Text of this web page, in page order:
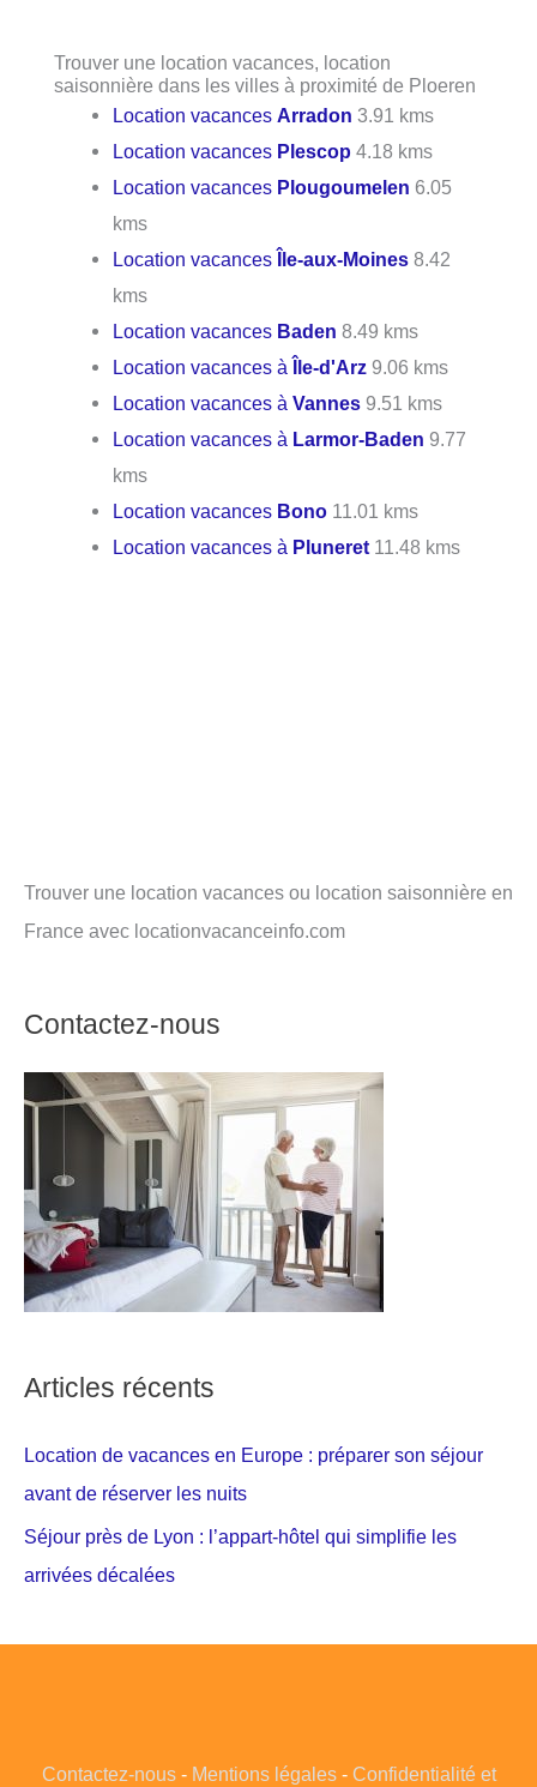
Trouver une location vacances, location
saisonnière dans les villes à proximité de Ploeren
Location vacancesArradon 3.91 kms
Location vacances Plescop 4.18 kms
Location vacances Plougoumelen 6.05
kms
Location vacances Île-aux-Moines 8.42
kms
Location vacances Baden 8.49 kms
Location vacances à Île-d'Arz 9.06 kms
Location vacances àVannes 9.51 kms
Location vacances à Larmor-Baden 9.77
kms
Location vacances Bono 11.01 kms
Location vacances à Pluneret 11.48 kms
Trouver une location vacances ou location saisonnière en
France avec locationvacanceinfo.com
Contactez-nous
Articles récents
Location de vacances en Europe : préparer son séjour
avant de réserver les nuits
Séjour près de Lyon : l’appart-hôtel qui simplifie les
arrivées décalées
Contactez-nous- Mentions légales- Confidentialité et